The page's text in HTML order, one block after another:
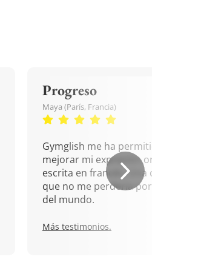
Progreso
Maya (París, Francia)
Gymglish me ha permitido
mejorar mi expresión oral y
escrita en francés. Una cita
que no me perdería por nada
del mundo.
Más testimonios.